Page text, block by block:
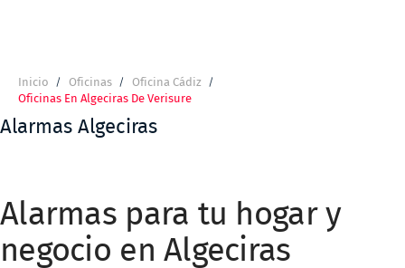
Ruta
de
navegación
Inicio Oficinas
Oficina Cádiz
Oficinas En Algeciras De Verisure
Alarmas Algeciras
Alarmas para tu hogar y
negocio en Algeciras